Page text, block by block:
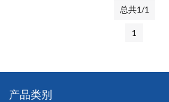
总共1/1
1
产品类别